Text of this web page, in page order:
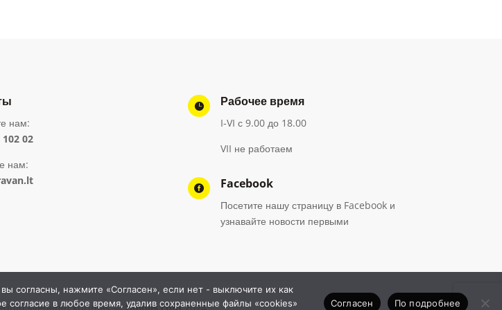
нам:
102 02
нам:
 Рабочее время
I-VI с 9.00 до 18.00
VII не работаем
 Facebook
Посетите нашу страницу в Facebook и
узнавайте новости первыми
согласны, нажмите «Согласен», если нет - выключите их как
согласие в любое время, удалив сохраненные файлы «cookies»
Согласен По подробнее